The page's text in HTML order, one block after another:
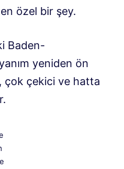
özel bir şey.
Baden-
yeniden ön
çok çekici ve hatta